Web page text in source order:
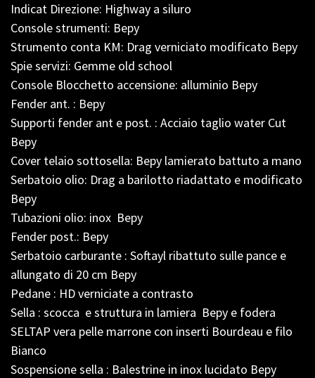
Indicat Direzione: Highway a siluro
Console strumenti: Bepy
Strumento conta KM: Drag verniciato modificato Bepy
Spie servizi: Gemme old school
Console Blocchetto accensione: alluminio Bepy
Fender ant. : Bepy
Supporti fender ant e post. : Acciaio taglio water Cut
Bepy
Cover telaio sottosella: Bepy lamierato battuto a mano
Serbatoio olio: Drag a barilotto riadattato e modificato
Bepy
Tubazioni olio: inox Bepy
Fender post.: Bepy
Serbatoio carburante : Softayl ribattuto sulle pance e
allungato di 20 cm Bepy
Pedane : HD verniciate a contrasto
Sella : scocca e struttura in lamiera Bepy e fodera
SELTAP vera pelle marrone con inserti Bourdeau e filo
Bianco
Sospensione sella : Balestrine in inox lucidato Bepy